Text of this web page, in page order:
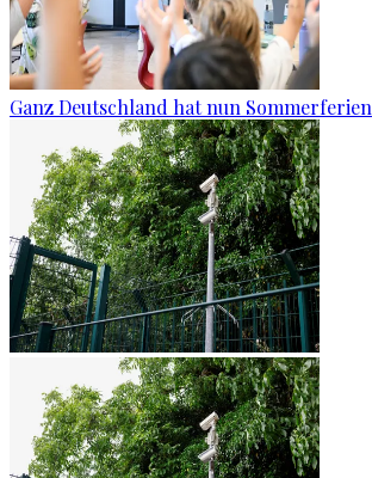
Ganz Deutschland hat nun Sommerferien